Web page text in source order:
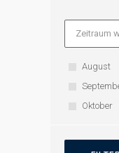
August
Oktober